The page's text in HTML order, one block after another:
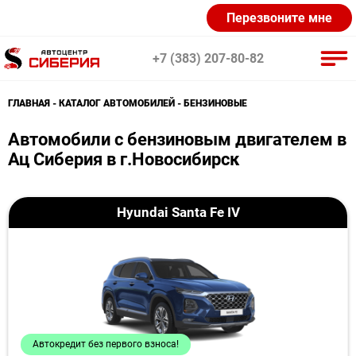
Перезвоните мне
+7 (383) 207-80-82
Hyundai (18) Renault (9) Volkswagen (5)
Haval (18) JAC (10)
Mitsubishi (6) Skoda (6)
ГЛАВНАЯ КАТАЛОГ АВТОМОБИЛЕЙ БЕНЗИНОВЫЕ
Автомобили с бензиновым двигателем в
Ац Сиберия в г.Новосибирск
Hyundai Santa Fe IV
Автокредит без первого взноса!